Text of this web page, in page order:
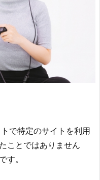
で特定のサイトを利用
ことではありません
す。